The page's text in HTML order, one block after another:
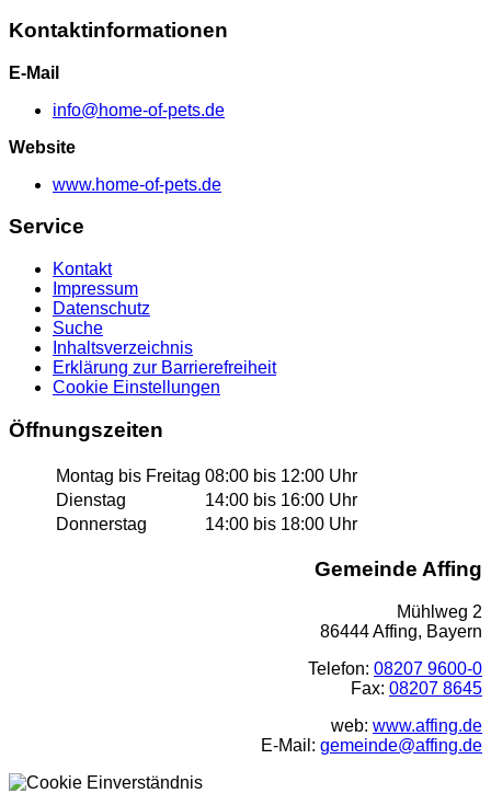
Kontaktinformationen
E-Mail
info@home-of-pets.de
Website
www.home-of-pets.de
Service
Kontakt
Impressum
Datenschutz
Suche
Inhaltsverzeichnis
Erklärung zur Barrierefreiheit
Cookie Einstellungen
Öffnungszeiten
Montag bis Freitag 08:00 bis 12:00 Uhr
Dienstag
14:00 bis 16:00 Uhr
Donnerstag
14:00 bis 18:00 Uhr
Gemeinde Affing
Mühlweg 2
86444 Affing, Bayern
Telefon: 08207 9600-0
Fax: 08207 8645
web: www.affing.de
E-Mail: gemeinde@affing.de